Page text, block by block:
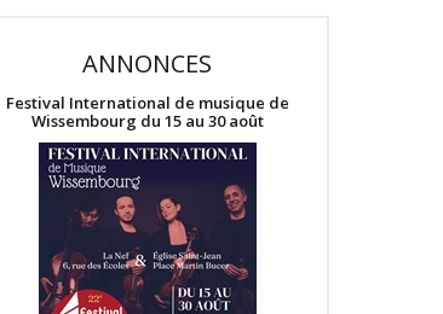
ANNONCES
Festival International de musique de
Wissembourg du 15 au 30 août